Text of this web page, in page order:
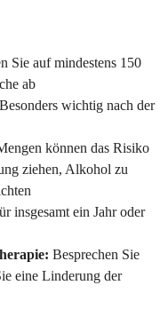
Sie auf mindestens 150
ab
Besonders wichtig nach der
können das Risiko
ziehen, Alkohol zu
insgesamt ein Jahr oder
Besprechen Sie
eine Linderung der